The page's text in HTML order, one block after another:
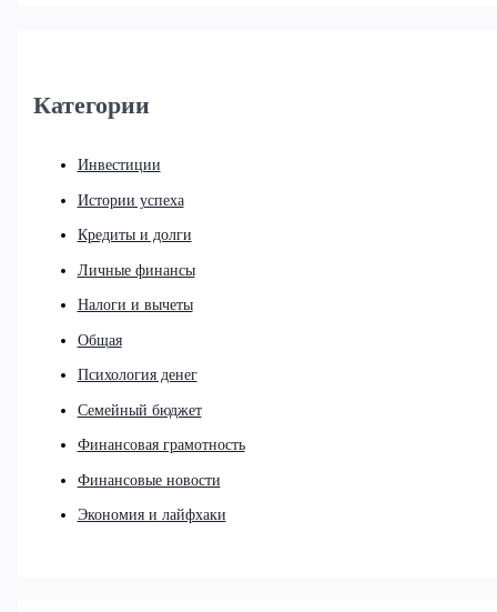
Категории
Инвестиции
Истории успеха
Кредиты и долги
Личные финансы
Налоги и вычеты
Общая
Психология денег
Семейный бюджет
Финансовая грамотность
Финансовые новости
Экономия и лайфхаки